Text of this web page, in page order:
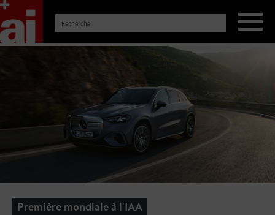
Première mondiale à l'IAA